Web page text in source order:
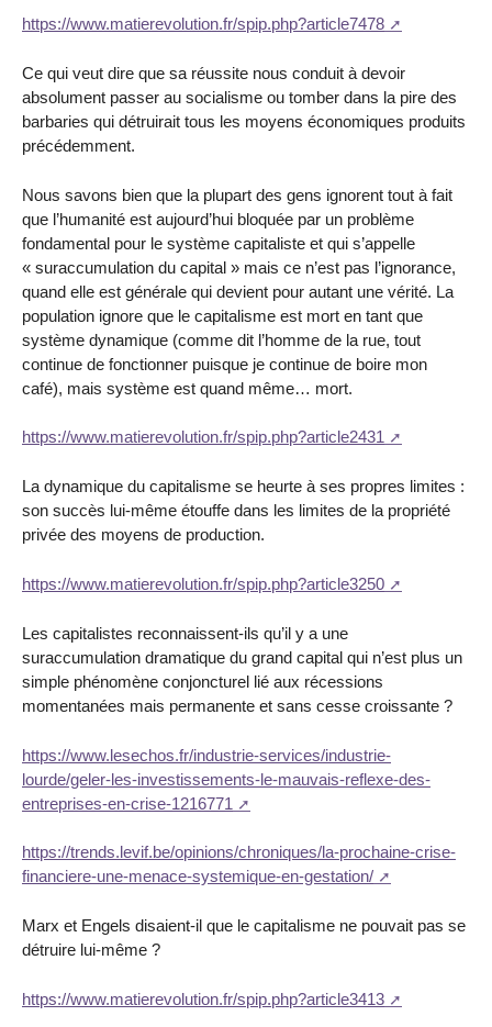
https://www.matierevolution.fr/spip.php?article7478
Ce qui veut dire que sa réussite nous conduit à devoir
absolument passer au socialisme ou tomber dans la pire des
barbaries qui détruirait tous les moyens économiques produits
précédemment.
Nous savons bien que la plupart des gens ignorent tout à fait
que l’humanité est aujourd’hui bloquée par un problème
fondamental pour le système capitaliste et qui s’appelle
« suraccumulation du capital » mais ce n’est pas l’ignorance,
quand elle est générale qui devient pour autant une vérité. La
population ignore que le capitalisme est mort en tant que
système dynamique (comme dit l’homme de la rue, tout
continue de fonctionner puisque je continue de boire mon
café), mais système est quand même… mort.
https://www.matierevolution.fr/spip.php?article2431
La dynamique du capitalisme se heurte à ses propres limites :
son succès lui-même étouffe dans les limites de la propriété
privée des moyens de production.
https://www.matierevolution.fr/spip.php?article3250
Les capitalistes reconnaissent-ils qu’il y a une
suraccumulation dramatique du grand capital qui n’est plus un
simple phénomène conjoncturel lié aux récessions
momentanées mais permanente et sans cesse croissante ?
https://www.lesechos.fr/industrie-services/industrie-
lourde/geler-les-investissements-le-mauvais-reflexe-des-
entreprises-en-crise-1216771
https://trends.levif.be/opinions/chroniques/la-prochaine-crise-
financiere-une-menace-systemique-en-gestation/
Marx et Engels disaient-il que le capitalisme ne pouvait pas se
détruire lui-même ?
https://www.matierevolution.fr/spip.php?article3413